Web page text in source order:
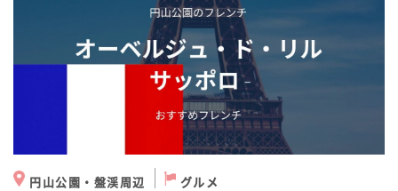
円山公園・盤渓周辺 グルメ